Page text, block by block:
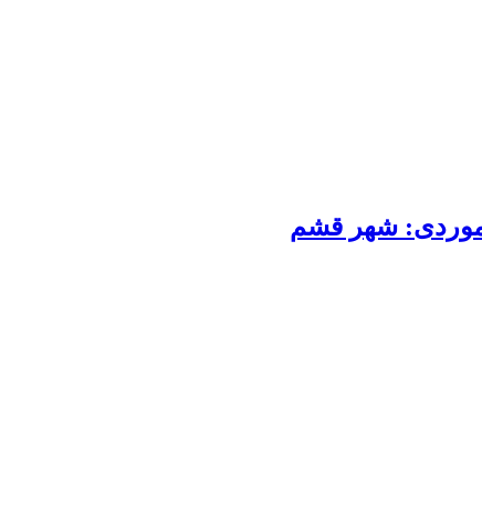
موردی: شهر قشم